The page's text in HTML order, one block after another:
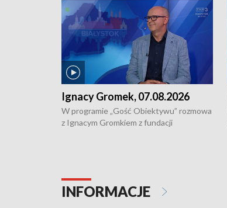
Ignacy Gromek, 07.08.2026
W programie „Gość Obiektywu” rozmowa
z Ignacym Gromkiem z fundacji
INFORMACJE